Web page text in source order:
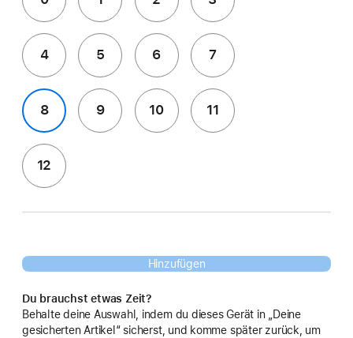
4 5 6 7
8 9 10 11
12
Hinzufügen
Du brauchst etwas Zeit?
Behalte deine Auswahl, indem du dieses Gerät in „Deine
gesicherten Artikel“ sicherst, und komme später zurück, um